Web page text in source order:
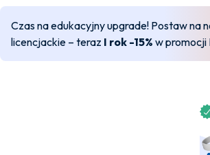
Czas na edukacyjny upgrade! Postaw na
licencjackie – teraz I rok -15% w promocji